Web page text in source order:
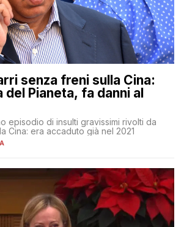
senza freni sulla Cina:
del Pianeta, fa danni al
episodio di insulti gravissimi rivolti da
Cina: era accaduto già nel 2021